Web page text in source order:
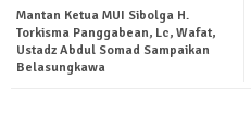
Mantan Ketua MUI Sibolga H.
Torkisma Panggabean, Lc, Wafat,
Ustadz Abdul Somad Sampaikan
Belasungkawa